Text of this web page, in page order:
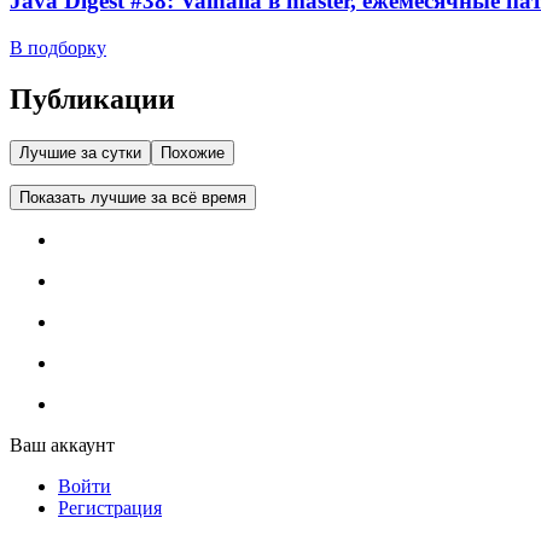
В подборку
Публикации
Лучшие за сутки Похожие
Показать лучшие за всё время
Ваш аккаунт
Войти
Регистрация